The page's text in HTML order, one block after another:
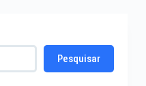
Pesquisar